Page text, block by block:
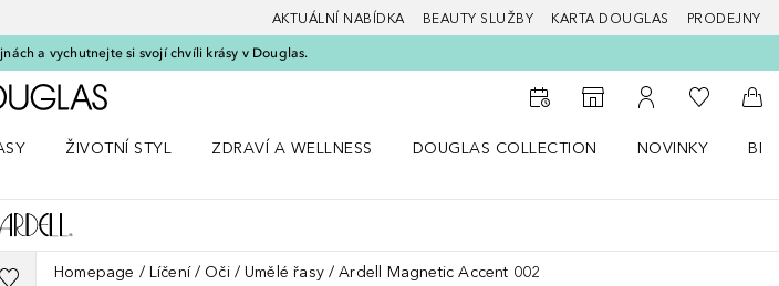
AKTUÁLNÍ NABÍDKA BEAUTY SLUŽBY KARTA DOUGLAS PRODEJNY
a vychutnejte si svojí chvíli krásy v Douglas.
Domů
K vyhledávači prodejen
K mému účtu
K mému
Do
ŽIVOTNÍ STYL
ZDRAVÍ A WELLNESS
DOUGLAS COLLECTION
NOVINKY
Homepage Líčení Oči Umělé řasy Ardell Magnetic Accent 002